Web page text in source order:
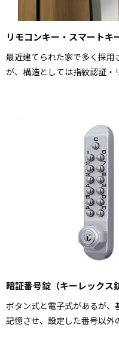
リモコンキー・スマートキ
最近建てられた家で多く採
が、構造としては指紋認証・
暗証番号錠（キーレックス
ボタン式と電子式があるが
記憶させ、設定した番号以外